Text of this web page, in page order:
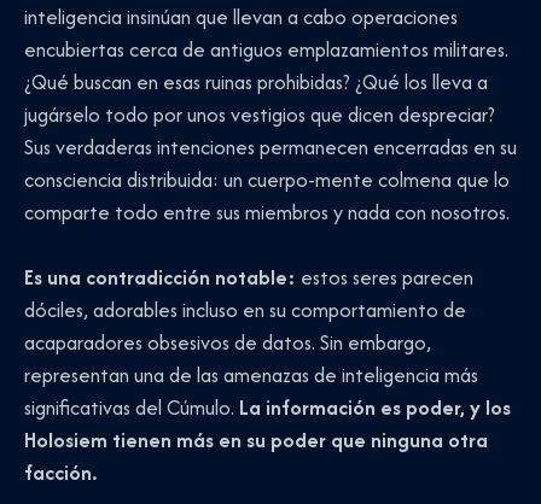
inteligencia insinúan que llevan a cabo operaciones
encubiertas cerca de antiguos emplazamientos militares.
¿Qué buscan en esas ruinas prohibidas? ¿Qué los lleva a
jugárselo todo por unos vestigios que dicen despreciar?
Sus verdaderas intenciones permanecen encerradas en su
consciencia distribuida: un cuerpo-mente colmena que lo
comparte todo entre sus miembros y nada con nosotros.
Es una contradicción notable: estos seres parecen
dóciles, adorables incluso en su comportamiento de
acaparadores obsesivos de datos. Sin embargo,
representan una de las amenazas de inteligencia más
significativas del Cúmulo. La información es poder, y los
Holosiem tienen más en su poder que ninguna otra
facción.